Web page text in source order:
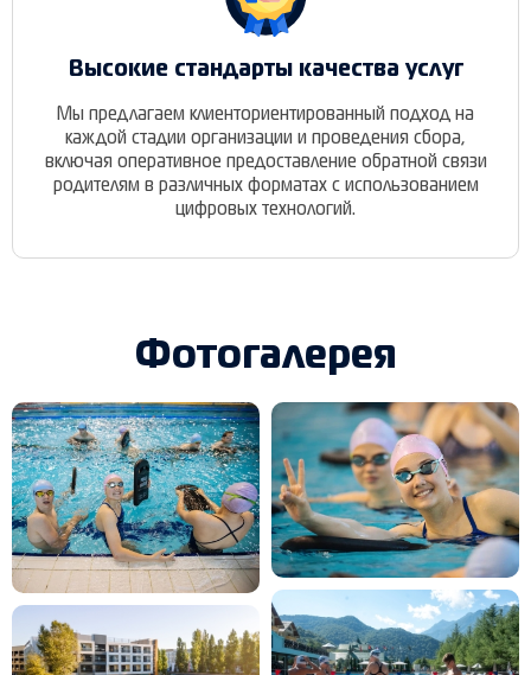
Высокие стандарты качества услуг
Мы предлагаем клиенториентированный подход на
каждой стадии организации и проведения сбора,
включая оперативное предоставление обратной связи
родителям в различных форматах с использованием
цифровых технологий.
Фотогалерея